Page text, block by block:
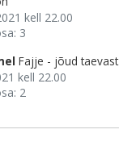
kell 22.00
3
Fajje - jõud taevast
kell 22.00
2